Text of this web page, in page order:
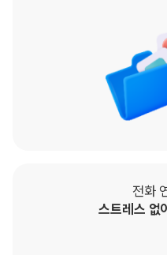
전화
스트레스 없이